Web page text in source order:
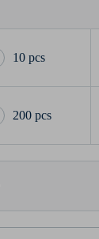
10 pcs
200 pcs